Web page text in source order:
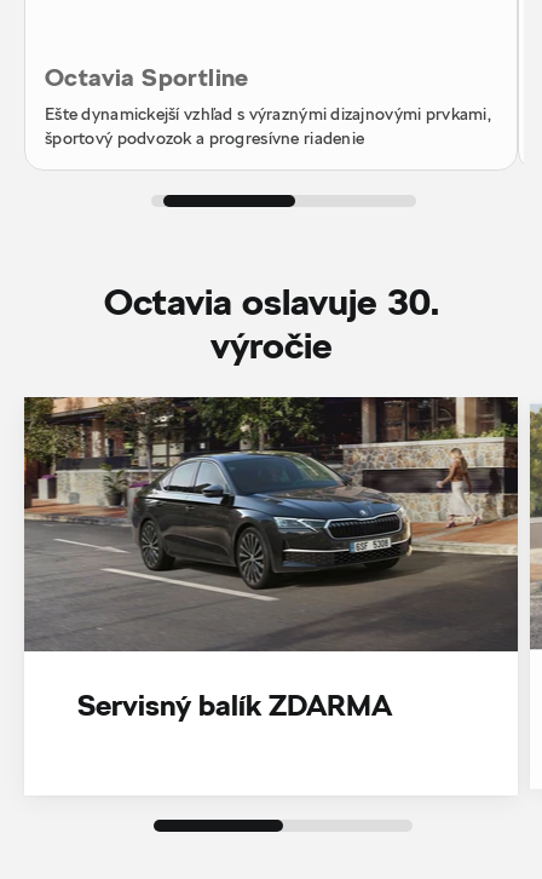
Octavia Sportline
Ešte dynamickejší vzhľad s výraznými dizajnovými prvkami,
športový podvozok a progresívne riadenie
Octavia oslavuje 30.
‎výročie
Servisný balík ZDARMA